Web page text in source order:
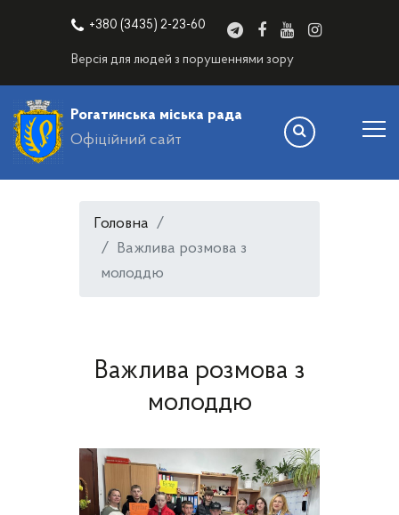
+380 (3435) 2-23-60
Версія для людей з порушеннями зору
Рогатинська міська рада
Офіційний сайт
Головна
Важлива розмова з
молоддю
Важлива розмова з
молоддю